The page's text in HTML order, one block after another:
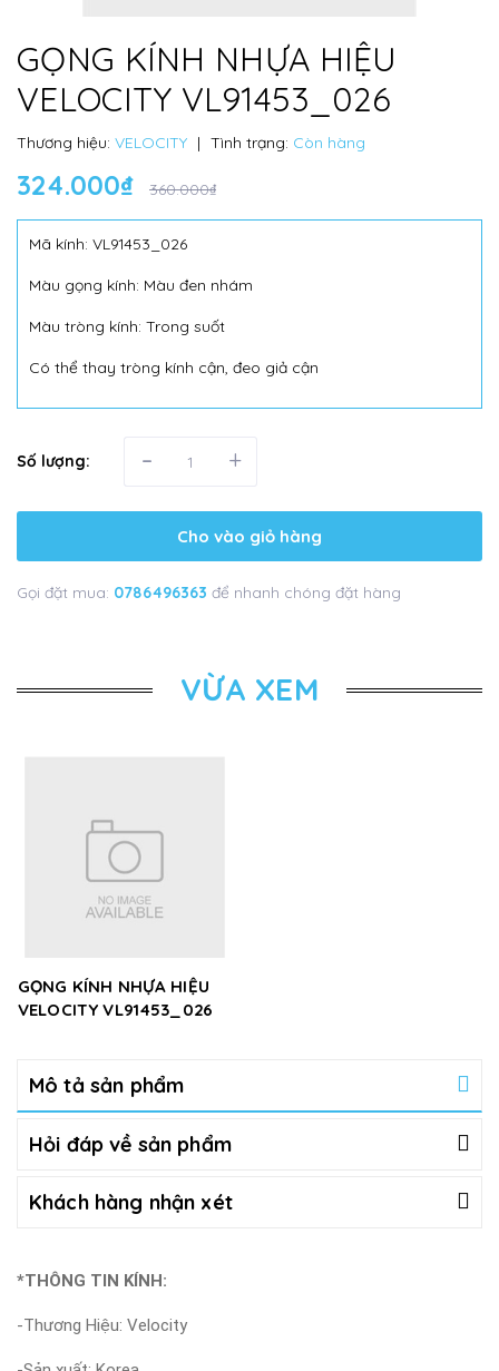
GỌNG KÍNH NHỰA HIỆU
VELOCITY VL91453_026
Thương hiệu: VELOCITY | Tình trạng: Còn hàng
324.000₫ 360.000₫
Mã kính: VL91453_026
Màu gọng kính: Màu đen nhám
Màu tròng kính: Trong suốt
Có thể thay tròng kính cận, đeo giả cận
Số lượng: - +
Cho vào giỏ hàng
Gọi đặt mua: 0786496363 để nhanh chóng đặt hàng
VỪA XEM
GỌNG KÍNH NHỰA HIỆU
VELOCITY VL91453_026
Mô tả sản phẩm
Hỏi đáp về sản phẩm
Khách hàng nhận xét
*THÔNG TIN KÍNH:
-Thương Hiệu: Velocity